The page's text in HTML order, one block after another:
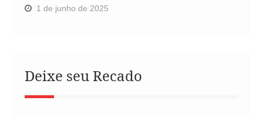
1 de junho de 2025
Deixe seu Recado